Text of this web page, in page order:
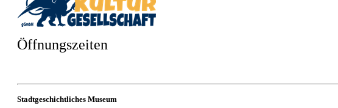
Öffnungszeiten
Stadtgeschichtliches Museum